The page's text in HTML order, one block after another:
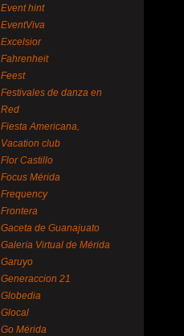
Event hint
EventViva
Excelsior
Fahrenheit
Feest
Festivales de danza en
Red
Fiesta Americana,
Vacation club
Flor Castillo
Focus Mérida
Frequency
Frontera
Gaceta de Guanajuato
Galería Virtual de Mérida
Garuyo
Generaccion 21
Globedia
Glocal
Go Mérida